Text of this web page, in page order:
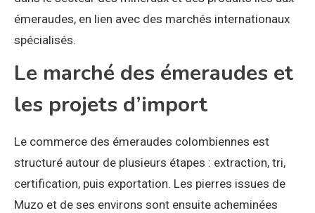
émeraudes, en lien avec des marchés internationaux
spécialisés.
Le marché des émeraudes et
les projets d’import
Le commerce des émeraudes colombiennes est
structuré autour de plusieurs étapes : extraction, tri,
certification, puis exportation. Les pierres issues de
Muzo et de ses environs sont ensuite acheminées